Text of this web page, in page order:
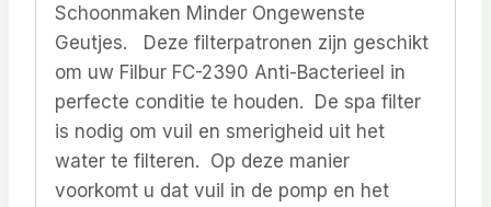
Schoonmaken Minder Ongewenste
Geutjes. Deze filterpatronen zijn geschikt
om uw Filbur FC-2390 Anti-Bacterieel in
perfecte conditie te houden. De spa filter
is nodig om vuil en smerigheid uit het
water te filteren. Op deze manier
voorkomt u dat vuil in de pomp en het